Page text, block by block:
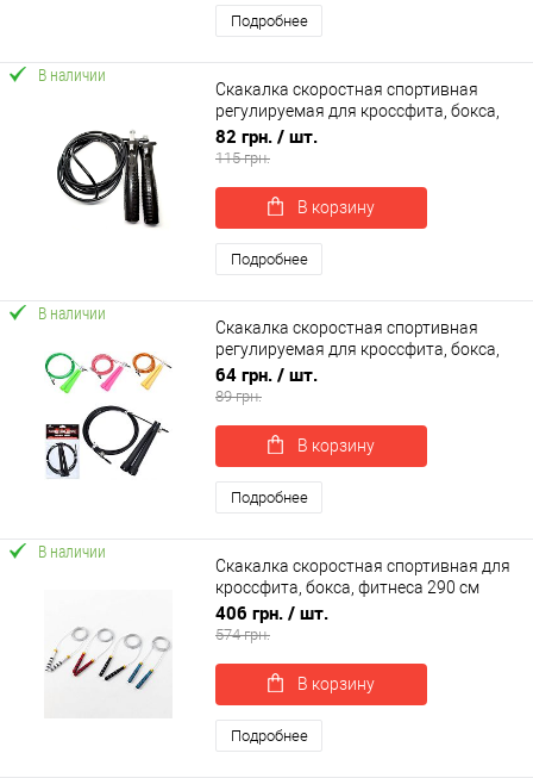
Подробнее
В наличии
Скакалка скоростная спортивная
регулируемая для кроссфита, бокса,
фитнеса 260 см OSPORT (MS 3299-1)
82 грн. / шт.
115 грн.
В корзину
Подробнее
В наличии
Скакалка скоростная спортивная
регулируемая для кроссфита, бокса,
фитнеса 290 см OSPORT (MS 3765)
64 грн. / шт.
89 грн.
В корзину
Подробнее
В наличии
Скакалка скоростная спортивная для
кроссфита, бокса, фитнеса 290 см
OSPORT (MS 4614)
406 грн. / шт.
574 грн.
В корзину
Подробнее